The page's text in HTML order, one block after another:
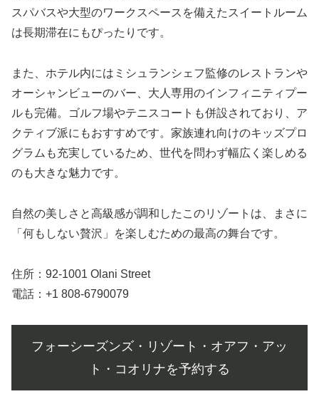
スパバスや大型のワークスペースを備えたスイートルーム
は長期滞在にもぴったりです。
また、ホテル内にはミシュランシェフ監修のレストランや
オーシャンビューのバー、大人専用のインフィニティプー
ルも完備。ゴルフ場やテニスコートも併設されており、ア
クティブ派にもおすすめです。家族連れ向けのキッズプロ
グラムも充実しているため、世代を問わず幅広く楽しめる
のも大きな魅力です。
自然の美しさと高級感が調和したこのリゾートは、まさに
「何もしない贅沢」を楽しむための最高の舞台です。
住所：92-1001 Olani Street
電話：+1 808-6790079
フォーシーズンズ・リゾート・オアフ・アッ
ト・コオリナを予約する